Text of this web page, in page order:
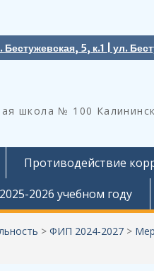
Бестужевская, 5, к.1 | ул.
школа № 100
Противодействие
2026 учебном году
> ФИП 2024-2027 >